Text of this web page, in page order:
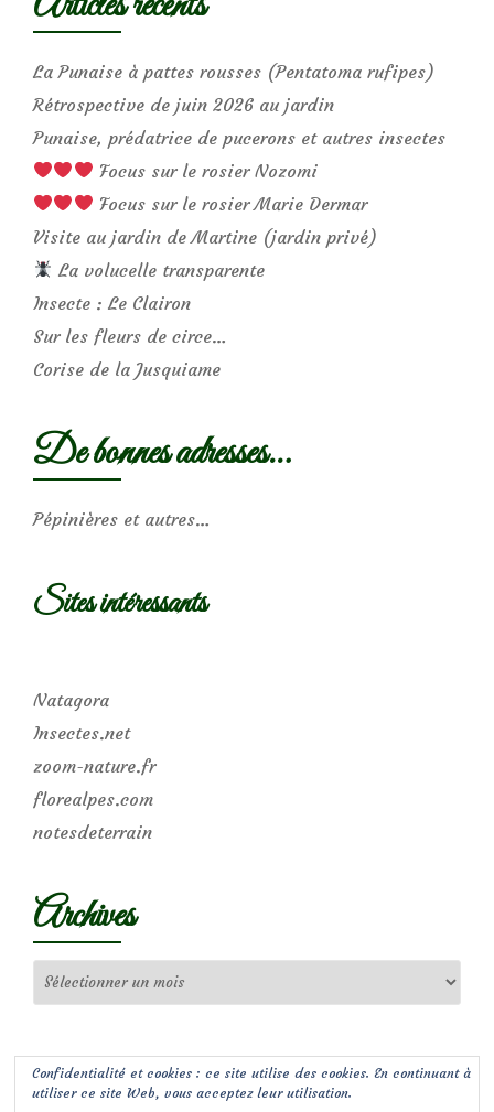
La Punaise à pattes rousses (Pentatoma rufipes)
Rétrospective de juin 2026 au jardin
Punaise, prédatrice de pucerons et autres insectes
Focus sur le rosier Nozomi
Focus sur le rosier Marie Dermar
Visite au jardin de Martine (jardin privé)
La volucelle transparente
Insecte : Le Clairon
Sur les fleurs de circe…
Corise de la Jusquiame
De bonnes adresses…
Pépinières et autres…
Sites intéressants
Natagora
Insectes.net
zoom-nature.fr
florealpes.com
notesdeterrain
Archives
Confidentialité et cookies : ce site utilise des cookies. En continuant à
utiliser ce site Web, vous acceptez leur utilisation.